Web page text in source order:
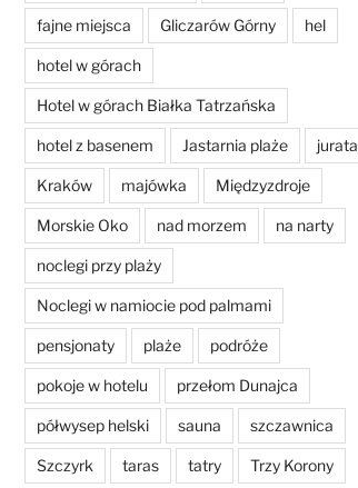
fajne miejsca Gliczarów Górny hel
hotel w górach
Hotel w górach Białka Tatrzańska
hotel z basenem Jastarnia plaże jurata
Kraków majówka Międzyzdroje
Morskie Oko nad morzem na narty
noclegi przy plaży
Noclegi w namiocie pod palmami
pensjonaty plaże podróże
pokoje w hotelu przełom Dunajca
półwysep helski sauna szczawnica
Szczyrk taras tatry Trzy Korony